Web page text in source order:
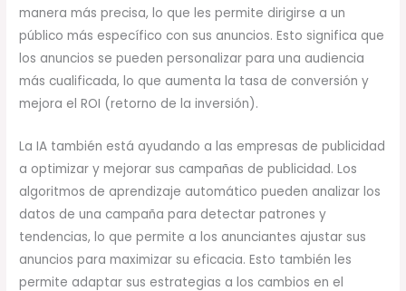
manera más precisa, lo que les permite dirigirse a un
público más específico con sus anuncios. Esto significa que
los anuncios se pueden personalizar para una audiencia
más cualificada, lo que aumenta la tasa de conversión y
mejora el ROI (retorno de la inversión).
La IA también está ayudando a las empresas de publicidad
a optimizar y mejorar sus campañas de publicidad. Los
algoritmos de aprendizaje automático pueden analizar los
datos de una campaña para detectar patrones y
tendencias, lo que permite a los anunciantes ajustar sus
anuncios para maximizar su eficacia. Esto también les
permite adaptar sus estrategias a los cambios en el